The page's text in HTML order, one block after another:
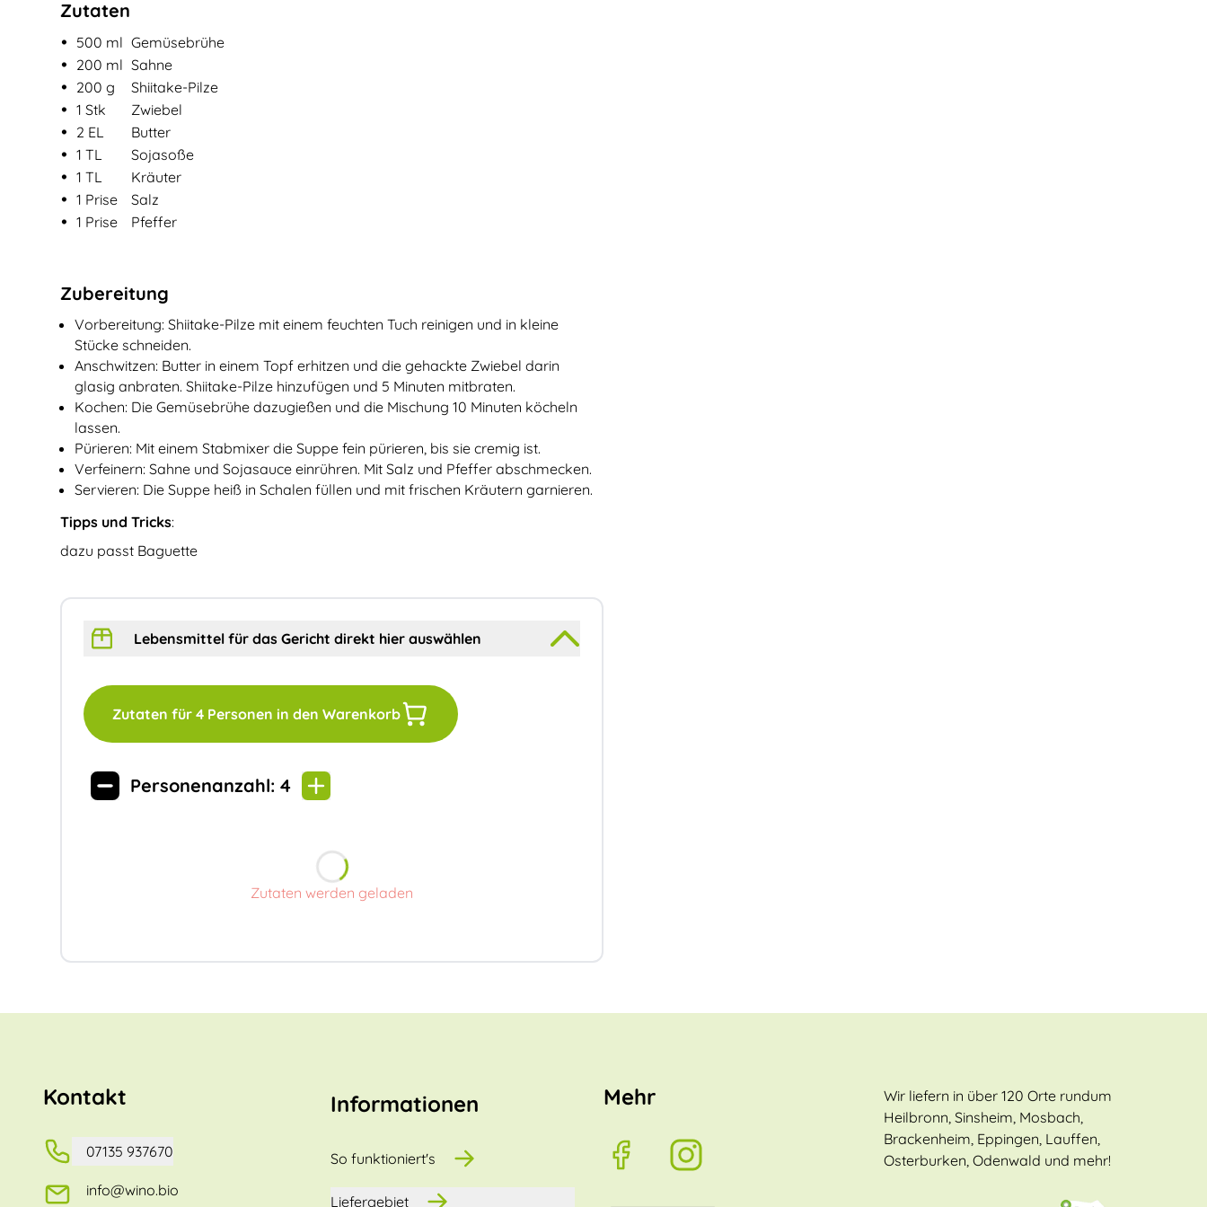
Zutaten
Zutaten fürShiitake-Pilz-Cremesuppe
• 500 ml Gemüsebrühe
• 200 ml Sahne
• 200 g Shiitake-Pilze
• 1 Stk Zwiebel
• 2 EL Butter
• 1 TL Sojasoße
• 1 TL Kräuter
• 1 Prise Salz
• 1 Prise Pfeffer
Zubereitung
Vorbereitung: Shiitake-Pilze mit einem feuchten Tuch reinigen und in kleine
Stücke schneiden.
Anschwitzen: Butter in einem Topf erhitzen und die gehackte Zwiebel darin
glasig anbraten. Shiitake-Pilze hinzufügen und 5 Minuten mitbraten.
Kochen: Die Gemüsebrühe dazugießen und die Mischung 10 Minuten köcheln
lassen.
Pürieren: Mit einem Stabmixer die Suppe fein pürieren, bis sie cremig ist.
Verfeinern: Sahne und Sojasauce einrühren. Mit Salz und Pfeffer abschmecken.
Servieren: Die Suppe heiß in Schalen füllen und mit frischen Kräutern garnieren.
Tipps und Tricks:
dazu passt Baguette
Lebensmittel für das Gericht direkt hier auswählen
Zutaten für4 Personen in den Warenkorb
Personenanzahl:4
Zutaten werden geladen
Kontakt
07135 937670
info@wino.bio
Informationen
So funktioniert's
Liefergebiet
Mehr
Wir liefern in über 120 Orte rundum
Heilbronn, Sinsheim, Mosbach,
Brackenheim, Eppingen, Lauffen,
Osterburken, Odenwald und mehr!